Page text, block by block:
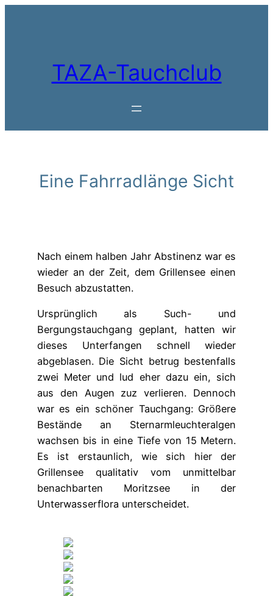
TAZA-Tauchclub
Eine Fahrradlänge Sicht
Nach einem halben Jahr Abstinenz war es
wieder an der Zeit, dem Grillensee einen
Besuch abzustatten.
Ursprünglich als Such- und
Bergungstauchgang geplant, hatten wir
dieses Unterfangen schnell wieder
abgeblasen. Die Sicht betrug bestenfalls
zwei Meter und lud eher dazu ein, sich
aus den Augen zuz verlieren. Dennoch
war es ein schöner Tauchgang: Größere
Bestände an Sternarmleuchteralgen
wachsen bis in eine Tiefe von 15 Metern.
Es ist erstaunlich, wie sich hier der
Grillensee qualitativ vom unmittelbar
benachbarten Moritzsee in der
Unterwasserflora unterscheidet.